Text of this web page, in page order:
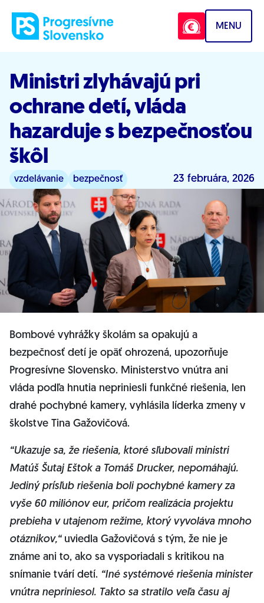
MENU
Ministri zlyhávajú pri
ochrane detí, vláda
hazarduje s bezpečnosťou
škôl
vzdelávanie bezpečnosť 23 februára, 2026
Bombové vyhrážky školám sa opakujú a
bezpečnosť detí je opäť ohrozená, upozorňuje
Progresívne Slovensko. Ministerstvo vnútra ani
vláda podľa hnutia nepriniesli funkčné riešenia, len
drahé pochybné kamery, vyhlásila líderka zmeny v
školstve Tina Gažovičová.
“Ukazuje sa, že riešenia, ktoré sľubovali ministri
Matúš Šutaj Eštok a Tomáš Drucker, nepomáhajú.
Jediný prísľub riešenia boli pochybné kamery za
vyše 60 miliónov eur, pričom realizácia projektu
prebieha v utajenom režime, ktorý vyvoláva mnoho
otáznikov,“ uviedla Gažovičová s tým, že nie je
známe ani to, ako sa vysporiadali s kritikou na
snímanie tvárí detí. “Iné systémové riešenia minister
vnútra nepriniesol. Takto sa stratilo veľa času aj